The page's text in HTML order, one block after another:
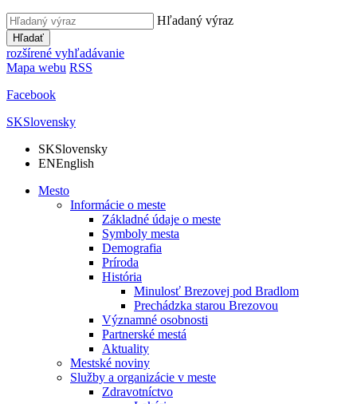
Hľadaný výraz
Hľadať
rozšírené vyhľadávanie
Mapa webu RSS
Facebook
SKSlovensky
SKSlovensky
ENEnglish
Mesto
Informácie o meste
Základné údaje o meste
Symboly mesta
Demografia
Príroda
História
Minulosť Brezovej pod Bradlom
Prechádzka starou Brezovou
Významné osobnosti
Partnerské mestá
Aktuality
Mestské noviny
Služby a organizácie v meste
Zdravotníctvo